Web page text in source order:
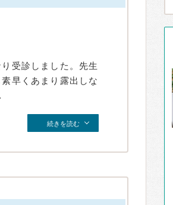
受診しました。先生
早くあまり露出しな
続きを読む